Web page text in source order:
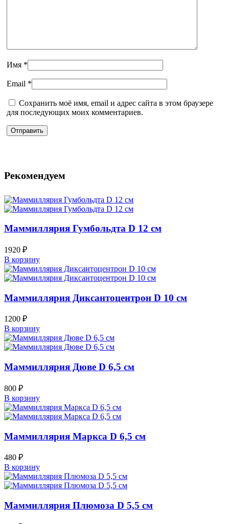
Имя *
Email *
Сохранить моё имя, email и адрес сайта в этом браузере
для последующих моих комментариев.
Рекомендуем
Маммиллярия Гумбольдта D 12 см
1920 ₽
В корзину
Маммиллярия Диксантоцентрон D 10 см
1200 ₽
В корзину
Маммиллярия Дюве D 6,5 см
800 ₽
В корзину
Маммиллярия Маркса D 6,5 см
480 ₽
В корзину
Маммиллярия Плюмоза D 5,5 см